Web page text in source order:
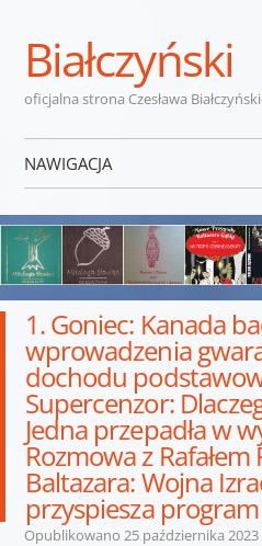
Białczyński
oficjalna strona Czesława
NAWIGACJA
1. Goniec: Kanada
wprowadzenia
dochodu
Supercenzor:
Jedna przepadła w
Rozmowa z
Baltazara: Wojna
przyspiesza
Opublikowano 25 października 2023